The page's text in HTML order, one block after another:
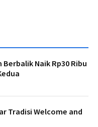
Berbalik Naik Rp30 Ribu
Tradisi Welcome and